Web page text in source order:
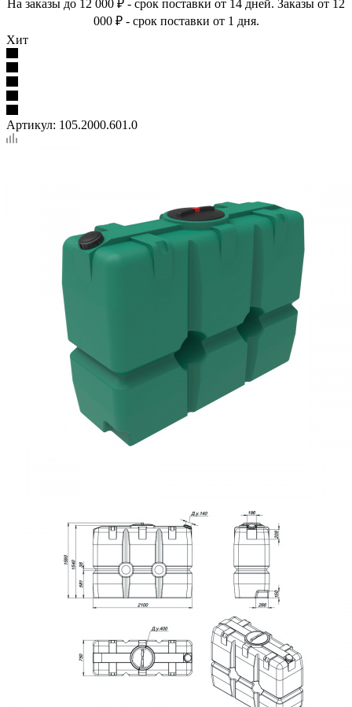
На заказы до 12 000 ₽ - срок поставки от 14 дней. Заказы от 12
000 ₽ - срок поставки от 1 дня.
Хит
Артикул: 105.2000.601.0